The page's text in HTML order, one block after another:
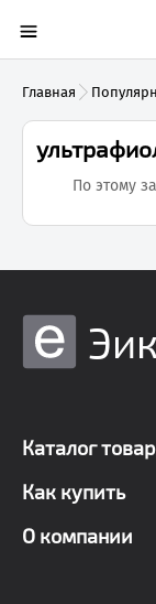
Главная
По этому
Каталог
Как купить
О компании